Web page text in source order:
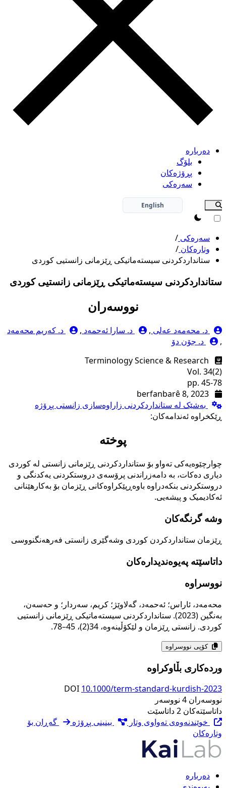
دەربارە
بلۆگ
پڕۆژەکان
سەرەکی
English
theme switcher
سەرەکی /
وتارەکان /
ستانداردکردنی سیستەماتیکی ڕێزمانی زانستیی کوردی
ستانداردکردنی سیستەماتیکی ڕێزمانی زانستیی کوردی
نووسەران
د. محەمەد عەلی , د. سارا ئەحمەد ,
د. کەریم محەمەد
,
د. جۆن دۆ
Vol. 34(2)
pp. 45-78
بەشێک لە ستانداردکردنی زاراوەسازی زانستی پڕۆژە
ڕێکخراوە ئەندامەکان:
پوختە
چوارچێوەیەکی تەواو بۆ ستانداردکردنی ڕێزمانی زانستی لە کوردی
دیاری دەکات، بە دامەزراندنی پرۆسەی دروستکردنی یەکدنگی و
دروستکردنی بنکەدراوە باوەڕپێکراوەکانی ڕێزمان بۆ بەکارهێنانی
ئەکادیمیک و پیشەیی.
وشە گرنگەکان
ڕێزمان ستانداردکردن کوردی وشەگێری زانستی فەرھەنگنووسی
داتاسێتە پەیوەندیدارەکان
نووسراوە
محەمەد، ئاراس؛ ئەحمەد، گەلاوێژ؛ کریم، سەردار؛ و حەسەن،
بەنگین (2023). ستانداردکردنی سیستەماتیکی ڕێزمانی زانستیی
کوردی. زانستی ڕێزمان و لێکۆڵینەوە، 34(2)، 45–78.
کۆپی نووسراوە
وردەکاری بڵاوکراوە
DOI 10.1000/term-standard-kurdish-2023
نووسەران 4 نووسەر
داتاسێتەکان 2 داتاسێت
خوێندنەوەی تەواوی وتار
بینینی پڕۆژە
گەڕان بۆ
وتارەکان
دەربارە